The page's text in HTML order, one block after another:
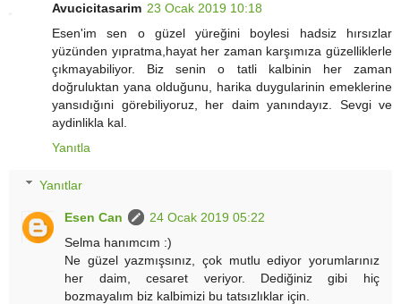
Avucicitasarim 23 Ocak 2019 10:18
Esen'im sen o güzel yüreğini boylesi hadsiz hırsızlar
yüzünden yıpratma,hayat her zaman karşımıza güzelliklerle
çıkmayabiliyor. Biz senin o tatli kalbinin her zaman
doğruluktan yana olduğunu, harika duygularinin emeklerine
yansıdığıni görebiliyoruz, her daim yanındayız. Sevgi ve
aydinlikla kal.
Yanıtla
Yanıtlar
Esen Can
24 Ocak 2019 05:22
Selma hanımcım :)
Ne güzel yazmışsınız, çok mutlu ediyor yorumlarınız
her daim, cesaret veriyor. Dediğiniz gibi hiç
bozmayalım biz kalbimizi bu tatsızlıklar için.